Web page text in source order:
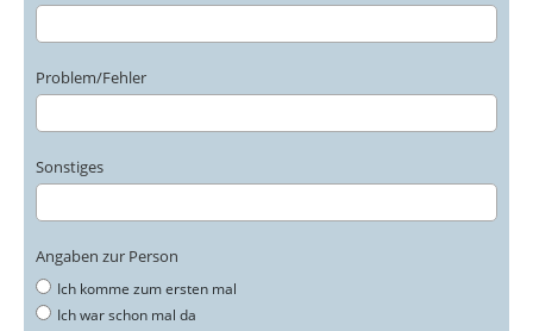
Problem/Fehler
Sonstiges
Angaben zur Person
Ich komme zum ersten mal
Ich war schon mal da